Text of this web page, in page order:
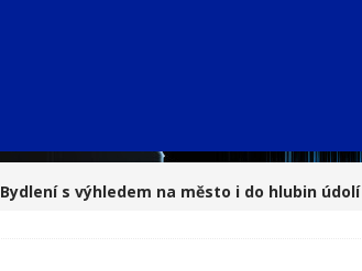
Bydlení s výhledem na město i do hlubin údolí